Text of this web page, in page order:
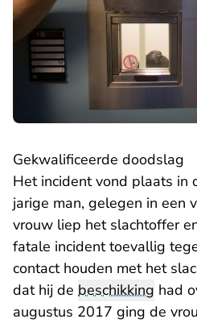
Gekwalificeerde doodslag
Het incident vond plaats in
jarige man, gelegen in een
vrouw liep het slachtoffer
fatale incident toevallig
contact houden met het
dat hij de beschikking had
augustus 2017 ging de